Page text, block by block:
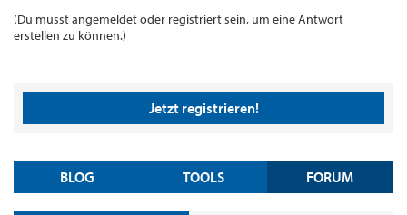
(Du musst angemeldet oder registriert sein, um eine Antwort
erstellen zu können.)
Jetzt registrieren!
BLOG TOOLS FORUM